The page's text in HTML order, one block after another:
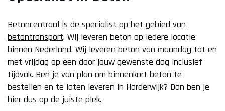
Betoncentraal is de specialist op het gebied van
betontransport. Wij leveren beton op iedere locatie
binnen Nederland. Wij leveren beton van maandag tot en
met vrijdag op een door jouw gewenste dag inclusief
tijdvak. Ben je van plan om binnenkort beton te
bestellen en te laten leveren in Harderwijk? Dan ben je
hier dus op de juiste plek.